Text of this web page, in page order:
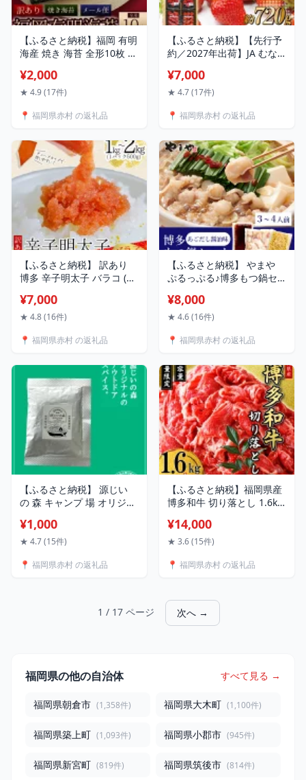
【ふるさと納税】福岡 有明
海産 焼き 海苔 全形10枚 の
赤村 4M3-S1
¥2,000
★ 4.9 (17件)
📍 福岡県赤村 の返礼品
【ふるさと納税】【先行予
約／2027年出荷】JA むな
ズ「博多 あまおう」約180
g × 4 パック 送料無料 いち
赤村 2L11
¥7,000
★ 4.7 (17件)
📍 福岡県赤村 の返礼品
【ふるさと納税】 訳あり
博多 辛子明太子 バラコ (加
1kg(500g×2P) /計
2kg(500g×4P) 明太子 めん
こ 福岡県 赤村 Y49
¥7,000
★ 4.8 (16件)
📍 福岡県赤村 の返礼品
【ふるさと納税】 やまや
ぷるっぷる♪博多もつ鍋セ
前 2S13
¥8,000
★ 4.6 (16件)
📍 福岡県赤村 の返礼品
【ふるさと納税】 源じい
の 森 キャンプ 場 オリジナ
ス 15g 調味料 カレー風味
キャンプ場 福岡 福岡県 赤
¥1,000
★ 4.7 (15件)
📍 福岡県赤村 の返礼品
【ふるさと納税】福岡県産
博多和牛 切り落とし 1.6kg
冷凍 小分け 九州産 すき焼
き カレー 牛丼 肉じゃが 福
¥14,000
★ 3.6 (15件)
📍 福岡県赤村 の返礼品
1 / 17 ページ 次へ →
福岡県の他の自治体 すべて見る →
福岡県朝倉市 (1,358件) 福岡県大木町 (1,100件)
福岡県築上町 (1,093件) 福岡県小郡市 (945件)
福岡県新宮町 (819件) 福岡県筑後市 (814件)